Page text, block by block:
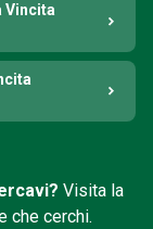
Vincita
Visita la
che cerchi.